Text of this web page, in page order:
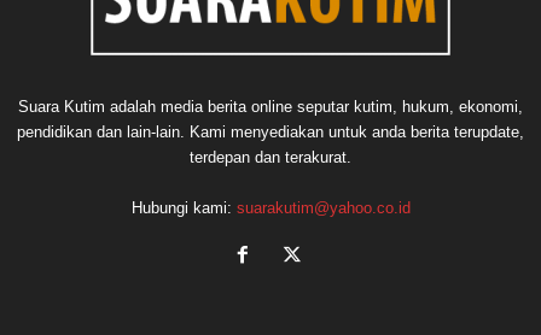
Suara Kutim adalah media berita online seputar kutim, hukum, ekonomi,
pendidikan dan lain-lain. Kami menyediakan untuk anda berita terupdate,
terdepan dan terakurat.
Hubungi kami: suarakutim@yahoo.co.id